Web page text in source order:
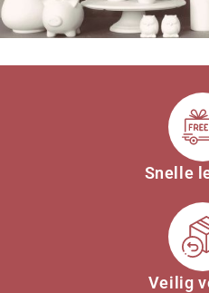
Snelle
Veilig